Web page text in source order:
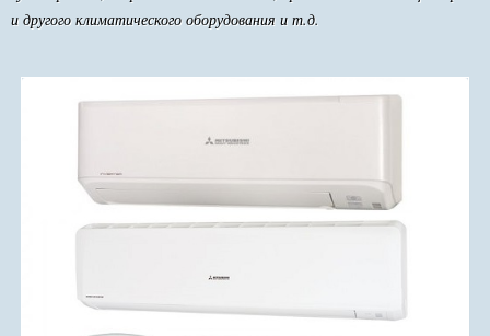
и другого климатического оборудования и т.д.